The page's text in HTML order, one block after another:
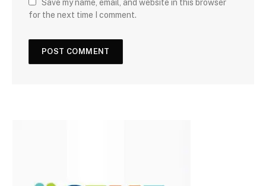
Save my name, email, and website in this browser
for the next time I comment.